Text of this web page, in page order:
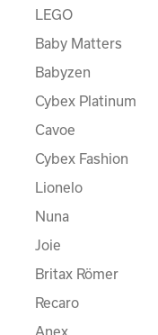
LEGO
Baby Matters
Babyzen
Cybex Platinum
Cavoe
Cybex Fashion
Lionelo
Nuna
Joie
Britax Römer
Recaro
Anex